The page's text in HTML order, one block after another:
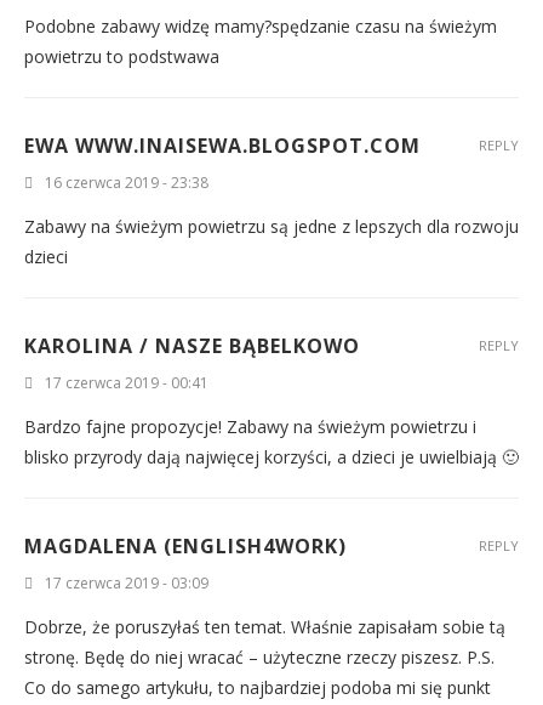
Podobne zabawy widzę mamy?spędzanie czasu na świeżym
powietrzu to podstwawa
EWA WWW.INAISEWA.BLOGSPOT.COM
16 czerwca 2019 - 23:38
Zabawy na świeżym powietrzu są jedne z lepszych dla rozwoju
dzieci
REPLY
KAROLINA / NASZE BĄBELKOWO
17 czerwca 2019 - 00:41
Bardzo fajne propozycje! Zabawy na świeżym powietrzu i
blisko przyrody dają najwięcej korzyści, a dzieci je uwielbiają 🙂
REPLY
MAGDALENA (ENGLISH4WORK)
17 czerwca 2019 - 03:09
Dobrze, że poruszyłaś ten temat. Właśnie zapisałam sobie tą
stronę. Będę do niej wracać – użyteczne rzeczy piszesz. P.S.
Co do samego artykułu, to najbardziej podoba mi się punkt
REPLY